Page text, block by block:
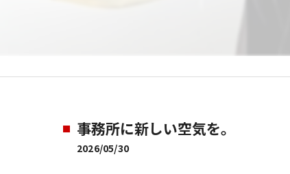
事務所に新しい空気を。
2026/05/30